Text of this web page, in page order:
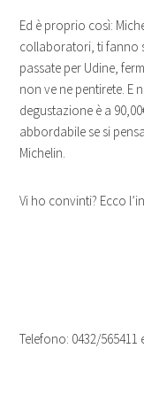
Ed è proprio così:
collaboratori, ti fanno
passate per Udine,
non ve ne pentirete. E
degustazione è a
abbordabile se si
Michelin.
Vi ho convinti? Ecco
Telefono: 0432/565411